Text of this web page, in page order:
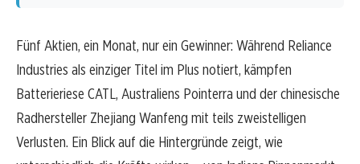
Fünf Aktien, ein Monat, nur ein Gewinner: Während Reliance
Industries als einziger Titel im Plus notiert, kämpfen
Batterieriese CATL, Australiens Pointerra und der chinesische
Radhersteller Zhejiang Wanfeng mit teils zweistelligen
Verlusten. Ein Blick auf die Hintergründe zeigt, wie